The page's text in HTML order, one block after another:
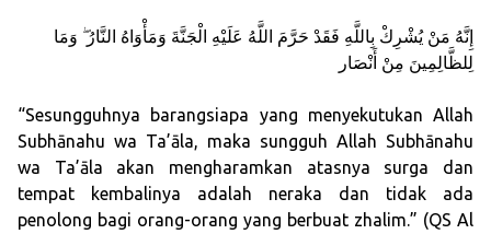
ﺇِﻧَّﻪُ ﻣَﻦْ ﻳُﺸْﺮِﻙْ ﺑِﺎﻟﻠَّﻪِ ﻓَﻘَﺪْ ﺣَﺮَّﻡَ ﺍﻟﻠَّﻪُ ﻋَﻠَﻴْﻪِ ﺍﻟْﺠَﻨَّﺔَ ﻭَﻣَﺄْﻭَﺍﻩُ ﺍﻟﻨَّﺎﺭُ ۖ ﻭَﻣَﺎ
ﻟِﻠﻈَّﺎﻟِﻤِﻴﻦَ ﻣِﻦْ ﺃَﻧْﺼَﺎﺭ
“Sesungguhnya barangsiapa yang menyekutukan Allah
Subhānahu wa Ta’āla, maka sungguh Allah Subhānahu
wa Ta’āla akan mengharamkan atasnya surga dan
tempat kembalinya adalah neraka dan tidak ada
penolong bagi orang-orang yang berbuat zhalim.” (QS Al